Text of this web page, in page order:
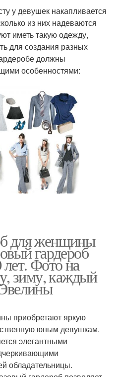
у девушек накапливается
из них надеваются
иметь такую одежду,
для создания разных
должны
особенностями:
для женщины
гардероб
Фото на
зиму, каждый
приобретают яркую
юным девушкам.
элегантными
обладательницы.